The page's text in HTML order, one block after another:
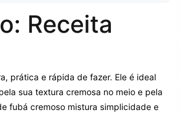
Receita
prática e rápida de fazer. Ele é ideal
sua textura cremosa no meio e pela
fubá cremoso mistura simplicidade e